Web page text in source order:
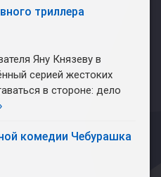
Контакты
триллера
Яну Князеву в
серией жестоких
в стороне: дело
комедии Чебурашка